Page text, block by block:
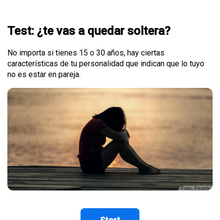
Test: ¿te vas a quedar soltera?
No importa si tienes 15 o 30 años, hay ciertas
características de tu personalidad que indican que lo tuyo
no es estar en pareja.
Foto: Pexels